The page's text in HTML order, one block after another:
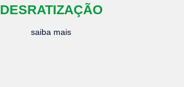
DESRATIZAÇÃO
saiba mais